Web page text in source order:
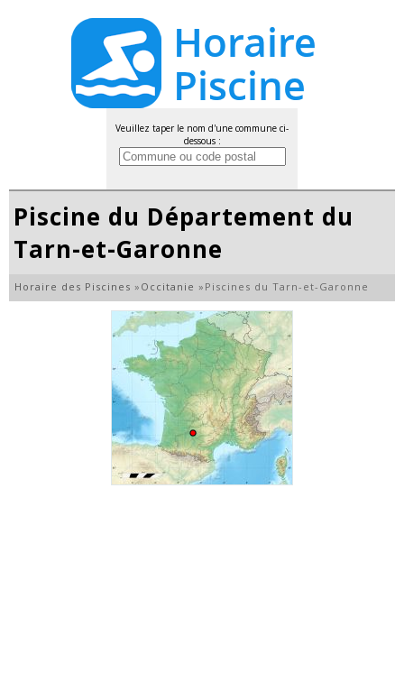
Veuillez taper le nom d'une commune ci-
dessous :
Piscine du Département du
Tarn-et-Garonne
Horaire des Piscines » Occitanie » Piscines du Tarn-et-Garonne